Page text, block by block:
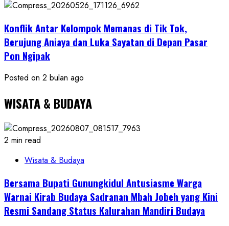
Konflik Antar Kelompok Memanas di Tik Tok,
Berujung Aniaya dan Luka Sayatan di Depan Pasar
Pon Ngipak
Posted on 2 bulan ago
WISATA & BUDAYA
2 min read
Wisata & Budaya
Bersama Bupati Gunungkidul Antusiasme Warga
Warnai Kirab Budaya Sadranan Mbah Jobeh yang Kini
Resmi Sandang Status Kalurahan Mandiri Budaya